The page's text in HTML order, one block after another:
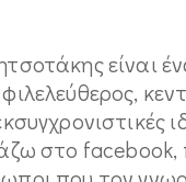
είναι
στο facebook,